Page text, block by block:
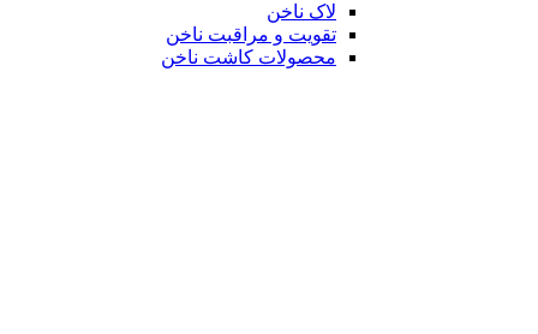
لاک ناخن
تقویت و مراقبت ناخن
محصولات کاشت ناخن